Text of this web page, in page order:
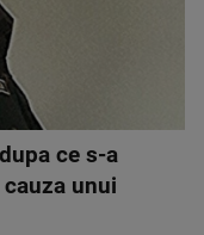
ce s-a
unui